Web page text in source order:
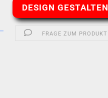
DESIGN GESTALTEN
FRAGE ZUM PRODUKT